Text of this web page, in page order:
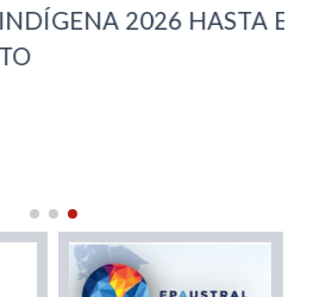
2026 HASTA EL